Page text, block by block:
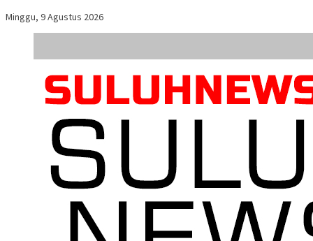
Minggu, 9 Agustus 2026